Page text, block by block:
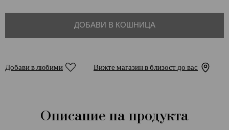
ДОБАВИ В КОШНИЦА
Добави в любими Вижте магазин в близост до вас
Описание на продукта